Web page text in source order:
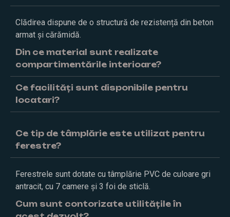
Clădirea dispune de o structură de rezistență din beton
armat și cărămidă.
Din ce material sunt realizate
compartimentările interioare?
Ce facilități sunt disponibile pentru
locatari?
Ce tip de tâmplărie este utilizat pentru
ferestre?
Ferestrele sunt dotate cu tâmplărie PVC de culoare gri
antracit, cu 7 camere și 3 foi de sticlă.
Cum sunt contorizate utilitățile în